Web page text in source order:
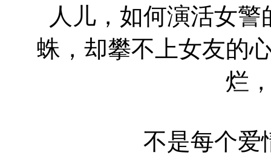
人儿，如何演活女
蛛，却攀不上女友的
烂
不是每个爱